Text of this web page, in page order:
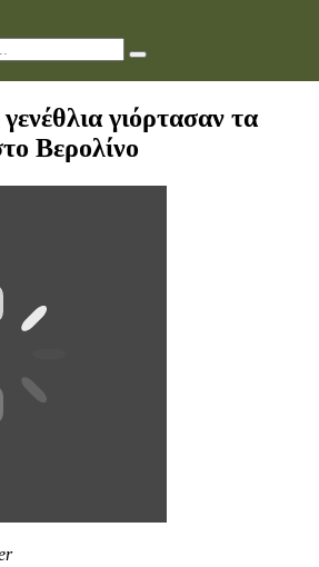
γιόρτασαν τα
Βερολίνο